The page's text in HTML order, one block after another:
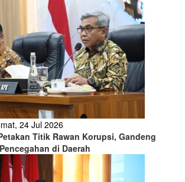
24 Jul 2026
Titik Rawan Korupsi, Gandeng
di Daerah